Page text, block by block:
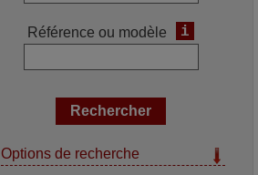
Référence ou modèle i
Options de recherche